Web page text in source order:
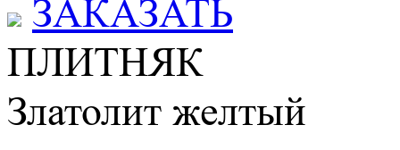
ЗАКАЗАТЬ
ПЛИТНЯК
Златолит желтый